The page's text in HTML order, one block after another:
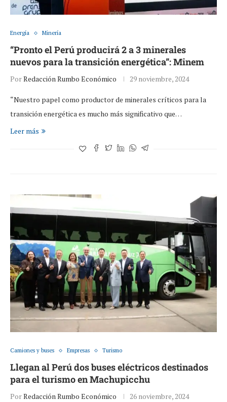
Energía Minería
“Pronto el Perú producirá 2 a 3 minerales
nuevos para la transición energética”: Minem
PorRedacción Rumbo Económico 29 noviembre, 2024
“Nuestro papel como productor de minerales críticos para la
transición energética es mucho más significativo que…
Leer más
Camiones y buses Empresas Turismo
Llegan al Perú dos buses eléctricos destinados
para el turismo en Machupicchu
PorRedacción Rumbo Económico 26 noviembre, 2024